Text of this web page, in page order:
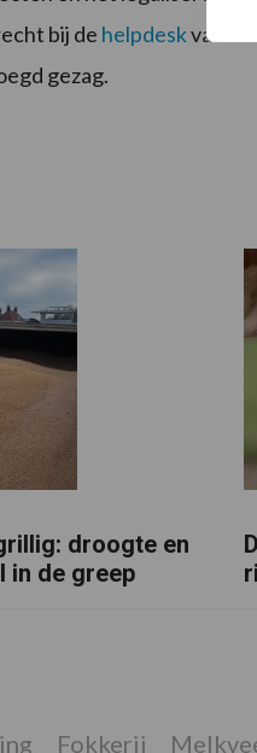
bij de helpdeskvan
gezag.
droogte en
in de greep
Fokkerij